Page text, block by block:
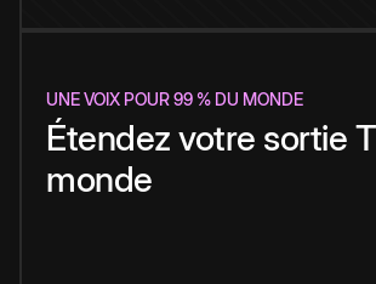
UNE VOIX POUR 99 % DU MONDE
Étendez votre sortie
monde